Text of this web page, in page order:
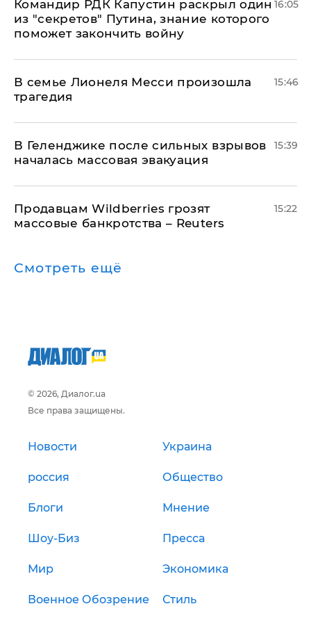
Командир РДК Капустин раскрыл один
из "секретов" Путина, знание которого
поможет закончить войну
16:05
В семье Лионеля Месси произошла
трагедия
15:46
В Геленджике после сильных взрывов
началась массовая эвакуация
15:39
Продавцам Wildberries грозят
массовые банкротства – Reuters
15:22
Смотреть ещё
© 2026, Диалог.ua
Все права защищены.
Новости Украина
россия Общество
Блоги Мнение
Шоу-Биз Пресса
Мир Экономика
Военное Обозрение Стиль